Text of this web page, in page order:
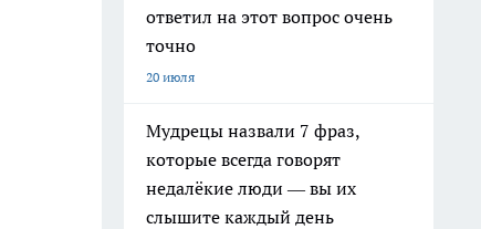
ответил на этот вопрос очень
точно
20 июля
Мудрецы назвали 7 фраз,
которые всегда говорят
недалёкие люди — вы их
слышите каждый день